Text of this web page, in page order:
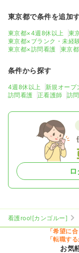
東京都で条件を追加
東京都×4週8休以上
東
東京都×ブランク・未経
東京都×訪問看護
東京
条件から探す
4週8休以上 新規オープ
訪問看護
正看護師 訪
看護roo![カンゴルー]
「希望に
「転職す
お気